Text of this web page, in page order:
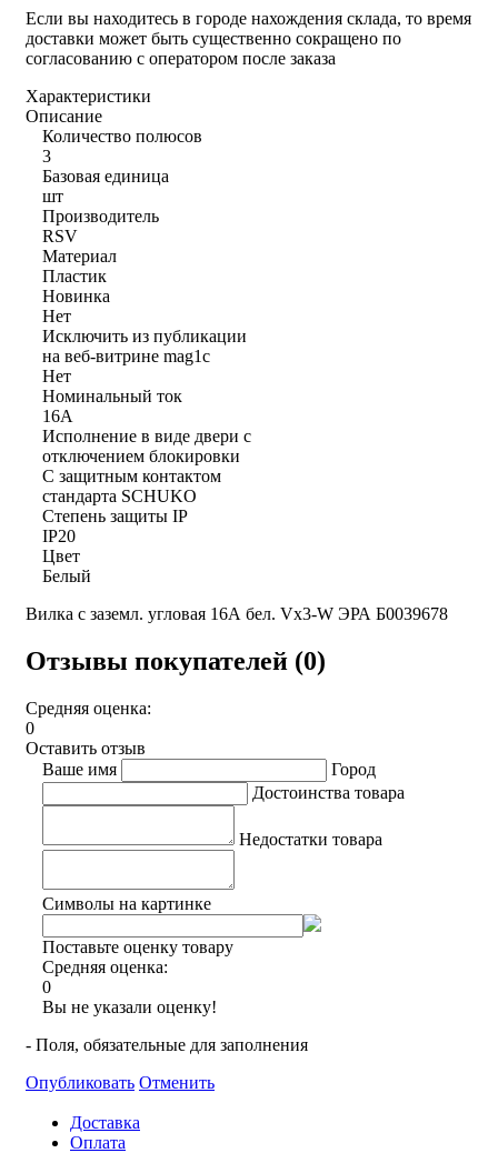
Если вы находитесь в городе нахождения склада, то время
доставки может быть существенно сокращено по
согласованию с оператором после заказа
Характеристики
Описание
Количество полюсов
3
Базовая единица
шт
Производитель
RSV
Материал
Пластик
Новинка
Нет
Исключить из публикации
на веб-витрине mag1c
Нет
Номинальный ток
16А
Исполнение в виде двери с
отключением блокировки
С защитным контактом
стандарта SCHUKO
Степень защиты IP
IP20
Цвет
Белый
Вилка с заземл. угловая 16А бел. Vx3-W ЭРА Б0039678
Отзывы покупателей (0)
Средняя оценка:
0
Оставить отзыв
Ваше имя
Город
Достоинства товара
Недостатки товара
Символы на картинке
Поставьте оценку товару
Средняя оценка:
0
Вы не указали оценку!
- Поля, обязательные для заполнения
Опубликовать Отменить
Доставка
Оплата